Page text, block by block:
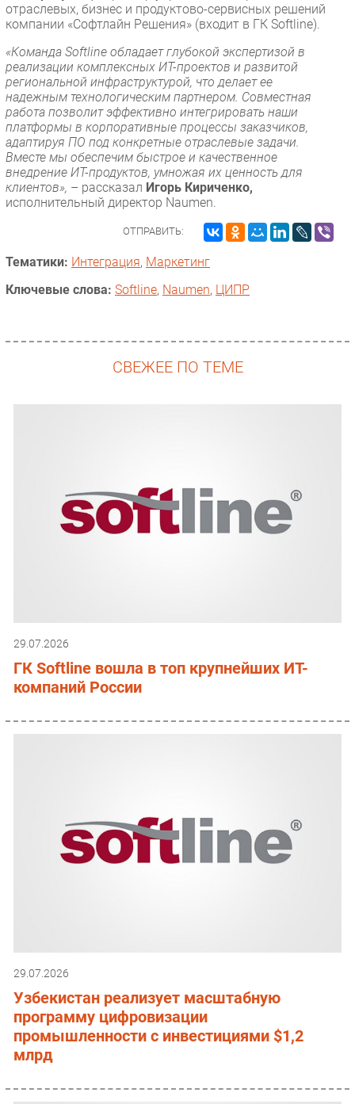
отраслевых, бизнес и продуктово-сервисных решений
компании «Софтлайн Решения» (входит в ГК Softline).
«Команда Softline обладает глубокой экспертизой в
реализации комплексных ИТ-проектов и развитой
региональной инфраструктурой, что делает ее
надежным технологическим партнером. Совместная
работа позволит эффективно интегрировать наши
платформы в корпоративные процессы заказчиков,
адаптируя ПО под конкретные отраслевые задачи.
Вместе мы обеспечим быстрое и качественное
внедрение ИТ-продуктов, умножая их ценность для
клиентов», – рассказал Игорь Кириченко,
исполнительный директор Naumen.
ОТПРАВИТЬ:
Тематики: Интеграция, Маркетинг
Ключевые слова: Softline, Naumen, ЦИПР
СВЕЖЕЕ ПО ТЕМЕ
29.07.2026
ГК Softline вошла в топ крупнейших ИТ-
компаний России
29.07.2026
Узбекистан реализует масштабную
программу цифровизации
промышленности с инвестициями $1,2
млрд